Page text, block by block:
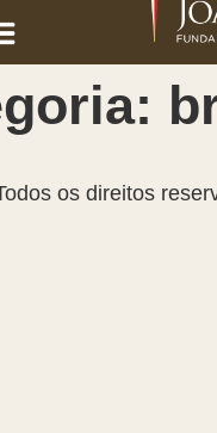
os direitos